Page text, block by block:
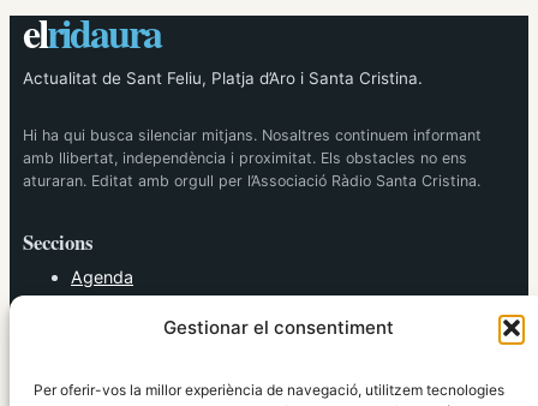
Gestionar el consentiment
Per oferir-vos la millor experiència de navegació, utilitzem tecnologies
elridaura
Actualitat de Sant Feliu, Platja d’Aro i Santa Cristina.
Hi ha qui busca silenciar mitjans. Nosaltres continuem informant
amb llibertat, independència i proximitat. Els obstacles no ens
aturaran. Editat amb orgull per l’Associació Ràdio Santa Cristina.
Seccions
Agenda
Política